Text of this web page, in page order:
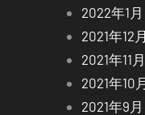
2022年1月
2021年12月
2021年11月
2021年10
2021年9月